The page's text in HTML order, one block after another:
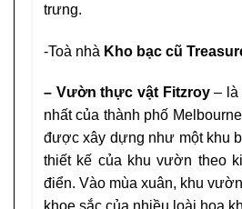
trưng.
-Toà nhà Kho bạc cũ
– Vườn thực vật Fitzroy–
nhất của thành phố
được xây dựng như một khu
thiết kế của khu vườn theo
điển. Vào mùa xuân, khu